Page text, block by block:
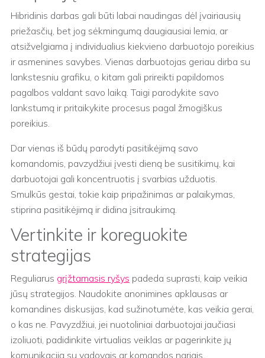
Hibridinis darbas gali būti labai naudingas dėl įvairiausių
priežasčių, bet jog sėkmingumą daugiausiai lemia, ar
atsižvelgiama į individualius kiekvieno darbuotojo poreikius
ir asmenines savybes. Vienas darbuotojas geriau dirba su
lankstesniu grafiku, o kitam gali prireikti papildomos
pagalbos valdant savo laiką. Taigi parodykite savo
lankstumą ir pritaikykite procesus pagal žmogiškus
poreikius.
Dar vienas iš būdų parodyti pasitikėjimą savo
komandomis, pavzydžiui įvesti dieną be susitikimų, kai
darbuotojai gali koncentruotis į svarbias užduotis.
Smulkūs gestai, tokie kaip pripažinimas ar palaikymas,
stiprina pasitikėjimą ir didina įsitraukimą.
Vertinkite ir koreguokite
strategijas
Reguliarus grįžtamasis ryšys padeda suprasti, kaip veikia
jūsų strategijos. Naudokite anonimines apklausas ar
komandines diskusijas, kad sužinotumėte, kas veikia gerai,
o kas ne. Pavyzdžiui, jei nuotoliniai darbuotojai jaučiasi
izoliuoti, padidinkite virtualias veiklas ar pagerinkite jų
komunikaciją su vadovais ar komandos nariais.